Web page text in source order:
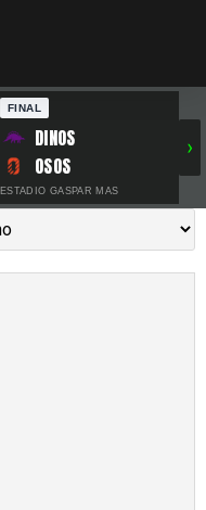
FINAL
DINOS
OSOS
ESTADIO GASPAR MAS
›